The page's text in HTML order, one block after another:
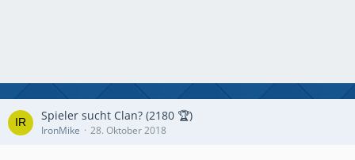
Spieler sucht Clan? (2180 🏆)
IronMike 28. Oktober 2018